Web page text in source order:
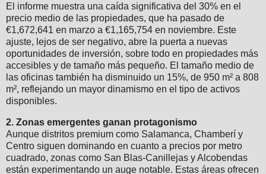
El informe muestra una caída significativa del 30% en el
precio medio de las propiedades, que ha pasado de
€1,672,641 en marzo a €1,165,754 en noviembre. Este
ajuste, lejos de ser negativo, abre la puerta a nuevas
oportunidades de inversión, sobre todo en propiedades más
accesibles y de tamaño más pequeño. El tamaño medio de
las oficinas también ha disminuido un 15%, de 950 m² a 808
m², reflejando un mayor dinamismo en el tipo de activos
disponibles.
2. Zonas emergentes ganan protagonismo
Aunque distritos premium como Salamanca, Chamberí y
Centro siguen dominando en cuanto a precios por metro
cuadrado, zonas como San Blas-Canillejas y Alcobendas
están experimentando un auge notable. Estas áreas ofrecen